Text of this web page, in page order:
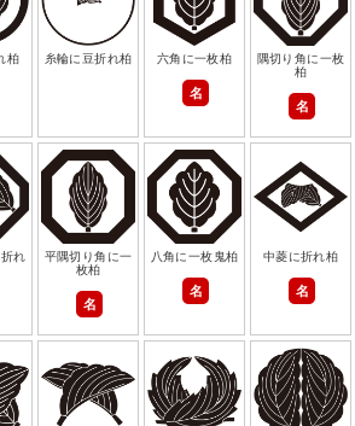
柏 糸輪に豆折れ柏 六角に一枚柏
名
隅切り角に一枚
柏
名
れ
平隅切り角に一
枚柏
名
八角に一枚鬼柏
名
中菱に折れ柏
名